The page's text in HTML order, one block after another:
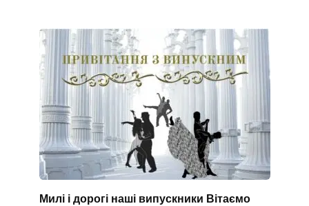
Милі і дорогі наші випускники Вітаємо